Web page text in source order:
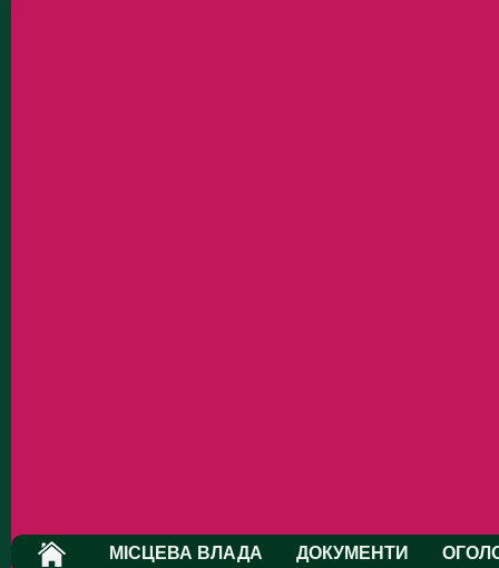
МІСЦЕВА ВЛАДА ДОКУМЕНТИ